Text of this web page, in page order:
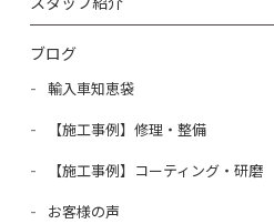
ブログ
輸入車知恵袋
【施工事例】修理・整備
【施工事例】コーティング・研磨
お客様の声